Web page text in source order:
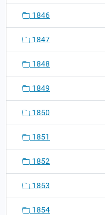
1846
1847
1848
1849
1850
1851
1852
1853
1854